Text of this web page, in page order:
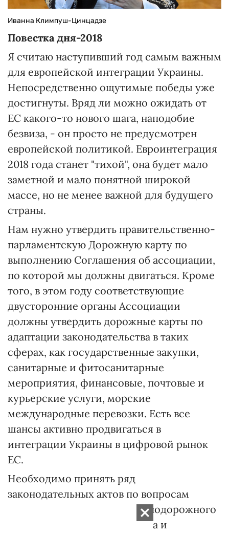
Иванна Климпуш-Цинцадзе
Повестка дня-2018
Я считаю наступивший год самым важным
для европейской интеграции Украины.
Непосредственно ощутимые победы уже
достигнуты. Вряд ли можно ожидать от
ЕС какого-то нового шага, наподобие
безвиза, - он просто не предусмотрен
европейской политикой. Евроинтеграция
2018 года станет "тихой", она будет мало
заметной и мало понятной широкой
массе, но не менее важной для будущего
страны.
Нам нужно утвердить правительственно-
парламентскую Дорожную карту по
выполнению Соглашения об ассоциации,
по которой мы должны двигаться. Кроме
того, в этом году соответствующие
двусторонние органы Ассоциации
должны утвердить дорожные карты по
адаптации законодательства в таких
сферах, как государственные закупки,
санитарные и фитосанитарные
мероприятия, финансовые, почтовые и
курьерские услуги, морские
международные перевозки. Есть все
шансы активно продвигаться в
интеграции Украины в цифровой рынок
ЕС.
Необходимо принять ряд
законодательных актов по вопросам
внутреннего водного, железнодорожного
и автомобильного транспорта и